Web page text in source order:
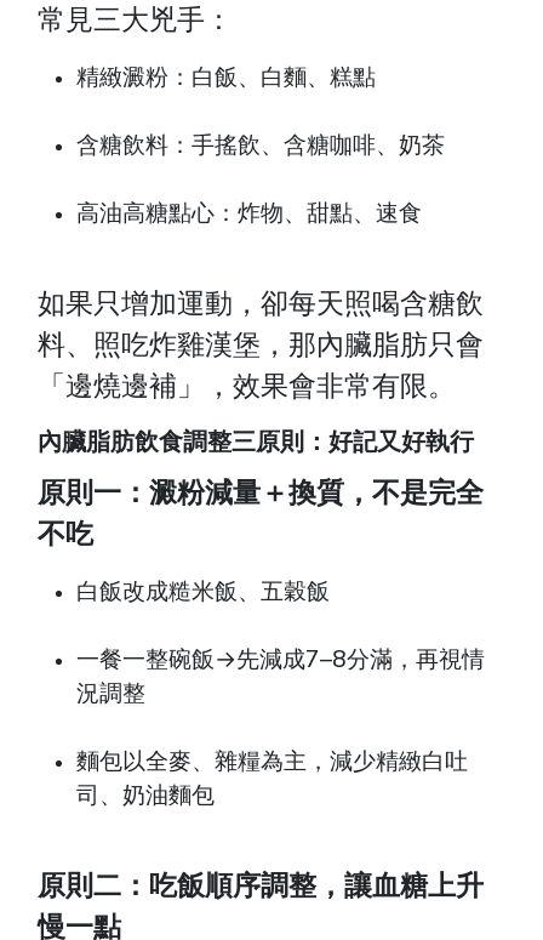
常見三大兇手：
精緻澱粉：白飯、白麵、糕點
含糖飲料：手搖飲、含糖咖啡、奶茶
高油高糖點心：炸物、甜點、速食
如果只增加運動，卻每天照喝含糖飲
料、照吃炸雞漢堡，那內臟脂肪只會
「邊燒邊補」，效果會非常有限。
內臟脂肪飲食調整三原則：好記又好執行
原則一：澱粉減量＋換質，不是完全
不吃
白飯改成糙米飯、五穀飯
一餐一整碗飯→先減成7–8分滿，再視情
況調整
麵包以全麥、雜糧為主，減少精緻白吐
司、奶油麵包
原則二：吃飯順序調整，讓血糖上升
慢一點